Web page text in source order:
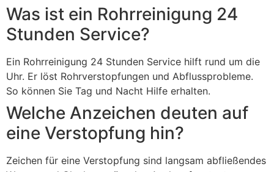
Was ist ein Rohrreinigung 24
Stunden Service?
Ein Rohrreinigung 24 Stunden Service hilft rund um die
Uhr. Er löst Rohrverstopfungen und Abflussprobleme.
So können Sie Tag und Nacht Hilfe erhalten.
Welche Anzeichen deuten auf
eine Verstopfung hin?
Zeichen für eine Verstopfung sind langsam abfließendes